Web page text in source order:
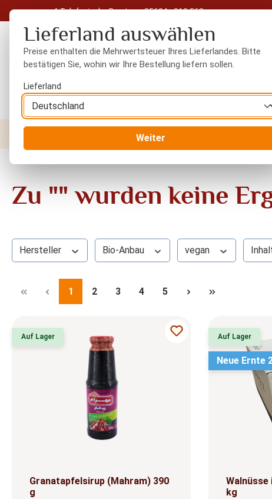
Hauptinhalt springen
Zur Suche springen
Zur Hauptnavigation springen
Telefonische Beratung: 05604 - 919 563
Trockenfrüchte Gewürze
Zu "" wurden keine
Hersteller Bio-Anbau vegan
Seite
1 Seite
2 Seite
3 Seite
4 Seite
5
Auf Lager
Granatapfelsirup (Mahram) 390
g
Neue Ernte
Auf Lager
Walnüsse
kg
Lieferland auswählen
Preise enthalten die Mehrwertsteuer Ihres Lieferlandes. Bitte
bestätigen Sie, wohin wir Ihre Bestellung liefern sollen.
Lieferland
Weiter